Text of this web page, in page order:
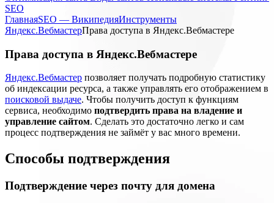
SEO
ГлавнаяSEO — ВикипедияИнструменты
Яндекс.ВебмастерПрава доступа в Яндекс.Вебмастере
Права доступа в Яндекс.Вебмастере
Яндекс.Вебмастер позволяет получать подробную статистику
об индексации ресурса, а также управлять его отображением в
поисковой выдаче. Чтобы получить доступ к функциям
сервиса, необходимо подтвердить права на владение и
управление сайтом. Сделать это достаточно легко и сам
процесс подтверждения не займёт у вас много времени.
Способы подтверждения
Подтверждение через почту для домена